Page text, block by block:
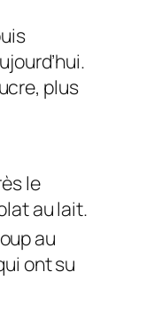
plus
le
au lait.
au
ont su